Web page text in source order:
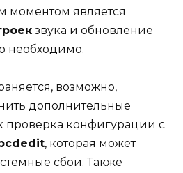
моментом является
звука и обновление
необходимо.
возможно,
дополнительные
проверка конфигурации с
, которая может
сбои. Также